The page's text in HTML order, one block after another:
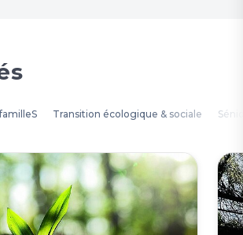
Transition écologique & sociale